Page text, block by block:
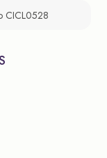
CICL0528